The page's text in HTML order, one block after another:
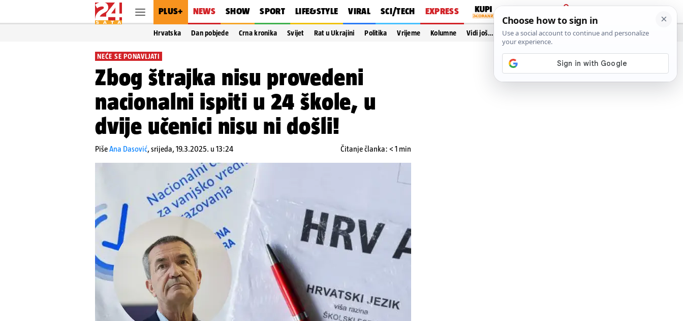
PLUS+ NEWS SHOW SPORT LIFE&STYLE VIRAL SCI/TECH EXPRESS
PRIJAVA
Hrvatska Dan pobjede Crna kronika Svijet Rat u Ukrajini Politika Vrijeme Kolumne Vidi još…
NEĆE SE PONAVLJATI
Zbog štrajka nisu provedeni
nacionalni ispiti u 24 škole, u
dvije učenici nisu ni došli!
PišeAna Dasović,srijeda, 19.3.2025. u 13:24 Čitanje članka: < 1 min